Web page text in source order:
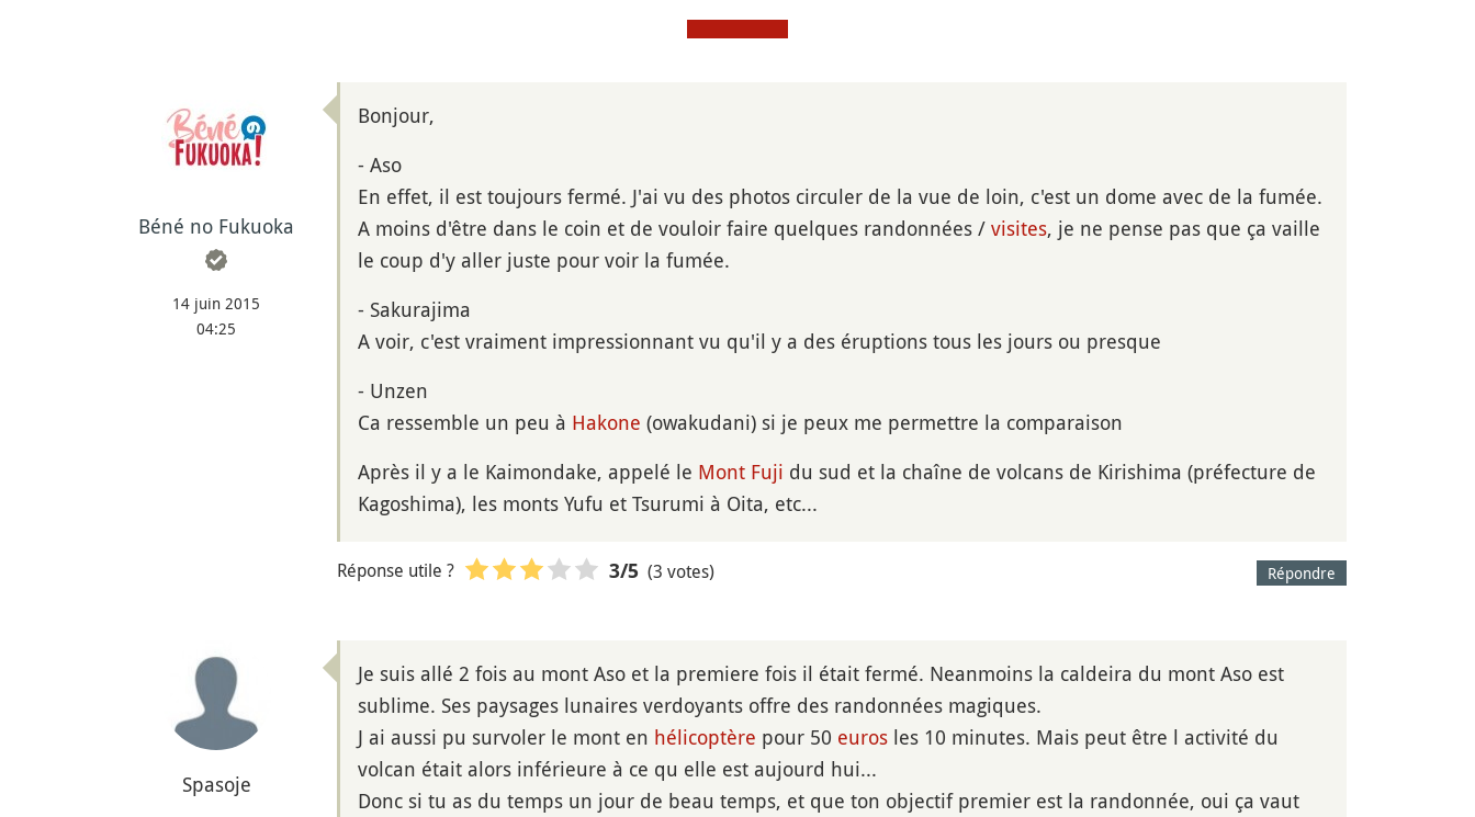
Béné no Fukuoka
14 juin 2015
04:25
Bonjour,
- Aso
En effet, il est toujours fermé. J'ai vu des photos circuler de la vue de loin, c'est un dome avec de la fumée.
A moins d'être dans le coin et de vouloir faire quelques randonnées / visites, je ne pense pas que ça vaille
le coup d'y aller juste pour voir la fumée.
- Sakurajima
A voir, c'est vraiment impressionnant vu qu'il y a des éruptions tous les jours ou presque
- Unzen
Ca ressemble un peu à Hakone (owakudani) si je peux me permettre la comparaison
Après il y a le Kaimondake, appelé le Mont Fuji du sud et la chaîne de volcans de Kirishima (préfecture de
Kagoshima), les monts Yufu et Tsurumi à Oita, etc...
Répondre
Réponse utile ? 3/5 (3 votes)
Spasoje
Je suis allé 2 fois au mont Aso et la premiere fois il était fermé. Neanmoins la caldeira du mont Aso est
sublime. Ses paysages lunaires verdoyants offre des randonnées magiques.
J ai aussi pu survoler le mont en hélicoptère pour 50 euros les 10 minutes. Mais peut être l activité du
volcan était alors inférieure à ce qu elle est aujourd hui...
Donc si tu as du temps un jour de beau temps, et que ton objectif premier est la randonnée, oui ça vaut